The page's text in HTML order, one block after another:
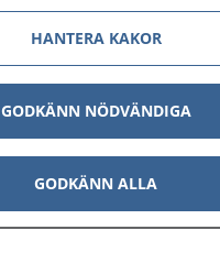
HANTERA KAKOR
GODKÄNN NÖDVÄNDIGA
GODKÄNN ALLA